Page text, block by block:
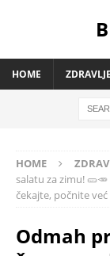
HOME ZDRAVLJE
HOME
salatu za zimu!
čekajte, počnite
Odmah